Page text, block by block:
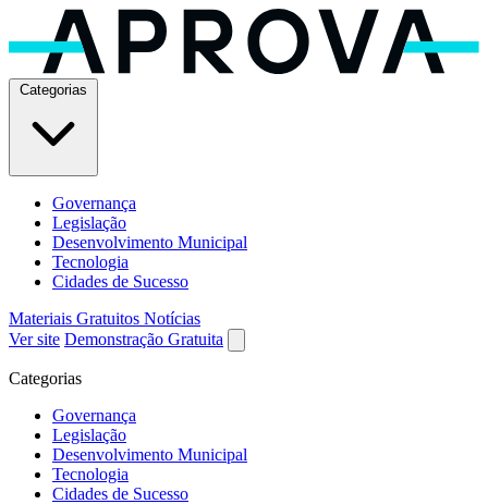
Governança
Legislação
Desenvolvimento Municipal
Tecnologia
Cidades de Sucesso
Materiais Gratuitos Notícias
Ver site Demonstração Gratuita
Categorias
Governança
Legislação
Desenvolvimento Municipal
Tecnologia
Cidades de Sucesso